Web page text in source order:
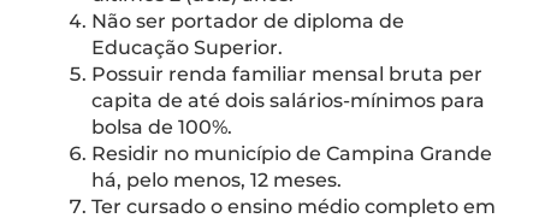
Não ser portador de diploma de
Educação Superior.
Possuir renda familiar mensal bruta per
capita de até dois salários-mínimos para
bolsa de 100%.
Residir no município de Campina Grande
há, pelo menos, 12 meses.
Ter cursado o ensino médio completo em